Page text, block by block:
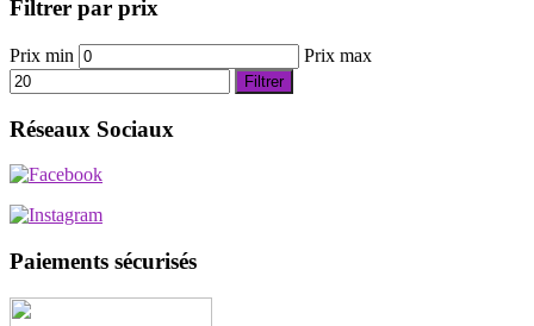
Filtrer par prix
Prix min Prix max
Filtrer
Réseaux Sociaux
Paiements sécurisés